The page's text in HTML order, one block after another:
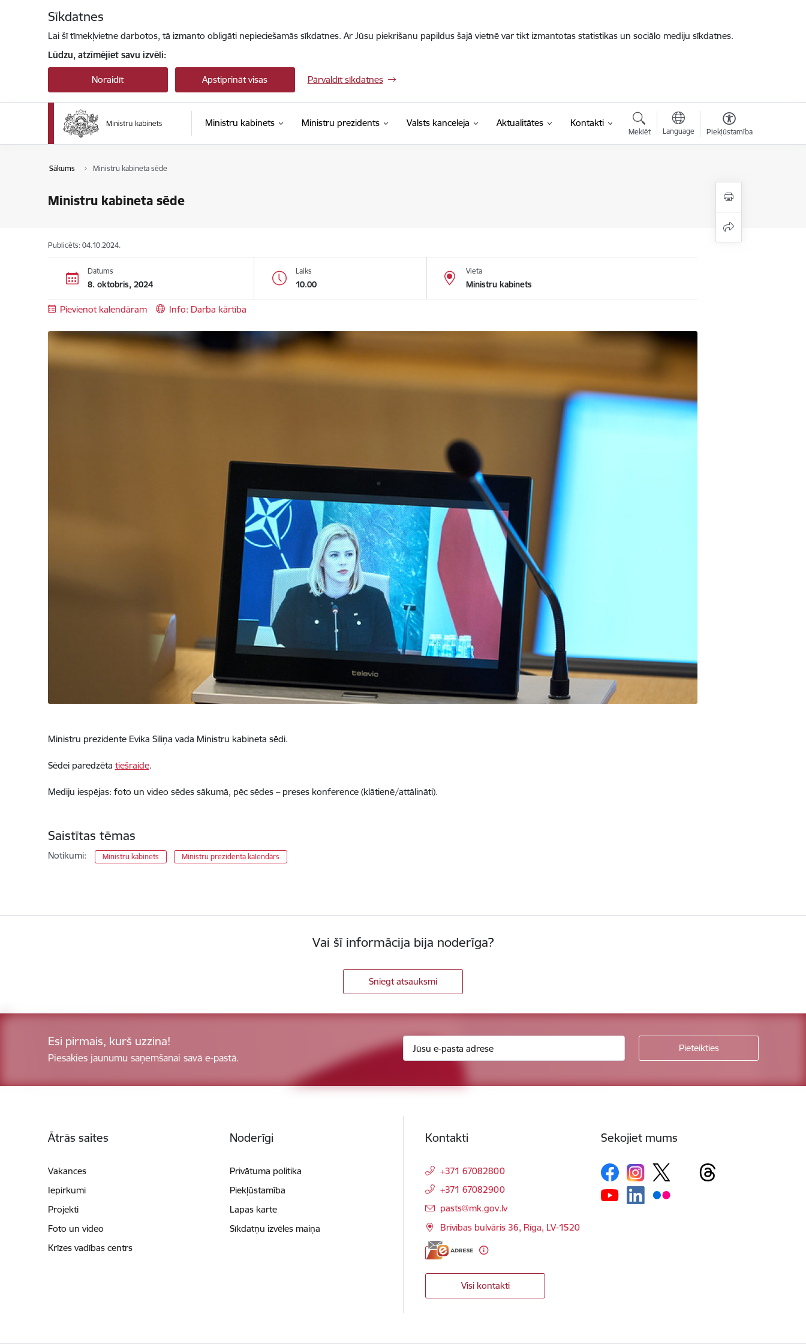
Sīkdatnes
Lai šī tīmekļvietne darbotos, tā izmanto obligāti nepieciešamās sīkdatnes. Ar Jūsu piekrišanu papildus šajā vietnē var tikt izmantotas statistikas un sociālo mediju sīkdatnes.
Lūdzu, atzīmējiet savu izvēli:
Noraidīt Apstiprināt visas Pārvaldīt sīkdatnes
Ministru kabinets Ministru prezidents Valsts kanceleja Aktualitātes Kontakti
Meklēt Language Piekļūstamība
Sākums Ministru kabineta sēde
Ministru kabineta sēde
Publicēts: 04.10.2024.
Datums
8. oktobris, 2024
Laiks
10.00
Vieta
Ministru kabinets
Pievienot kalendāram Info: Darba kārtība
Ministru prezidente Evika Siliņa vada Ministru kabineta sēdi.
Sēdei paredzēta tiešraide.
Mediju iespējas: foto un video sēdes sākumā, pēc sēdes – preses konference (klātienē/attālināti).
Saistītas tēmas
Notikumi: Ministru kabinets Ministru prezidenta kalendārs
Vai šī informācija bija noderīga?
Sniegt atsauksmi
Esi pirmais, kurš uzzina!
Piesakies jaunumu saņemšanai savā e-pastā.
Ātrās saites
Vakances
Iepirkumi
Projekti
Foto un video
Krīzes vadības centrs
Noderīgi
Privātuma politika
Piekļūstamība
Lapas karte
Sīkdatņu izvēles maiņa
Kontakti
+371 67082800
+371 67082900
E-pasts:
pasts@mk.gov.lv
Brīvības bulvāris 36, Rīga, LV-1520
Visi kontakti
Sekojiet mums